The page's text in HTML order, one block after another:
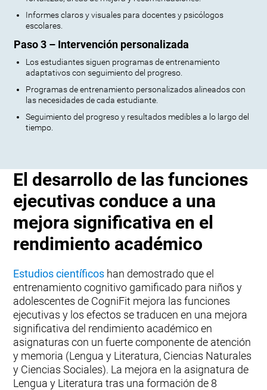
Informes claros y visuales para docentes y psicólogos
escolares.
Paso 3 – Intervención personalizada
Los estudiantes siguen programas de entrenamiento
adaptativos con seguimiento del progreso.
Programas de entrenamiento personalizados alineados con
las necesidades de cada estudiante.
Seguimiento del progreso y resultados medibles a lo largo del
tiempo.
El desarrollo de las funciones
ejecutivas conduce a una
mejora significativa en el
rendimiento académico
Estudios científicos han demostrado que el
entrenamiento cognitivo gamificado para niños y
adolescentes de CogniFit mejora las funciones
ejecutivas y los efectos se traducen en una mejora
significativa del rendimiento académico en
asignaturas con un fuerte componente de atención
y memoria (Lengua y Literatura, Ciencias Naturales
y Ciencias Sociales). La mejora en la asignatura de
Lengua y Literatura tras una formación de 8